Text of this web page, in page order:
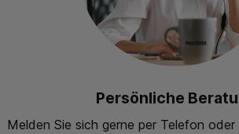
Persönliche
Melden Sie sich gerne per Telefon oder